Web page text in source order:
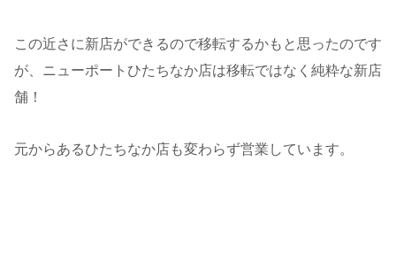
この近さに新店ができるので移転するかもと思ったのです
が、ニューポートひたちなか店は移転ではなく純粋な新店
舗！
元からあるひたちなか店も変わらず営業しています。